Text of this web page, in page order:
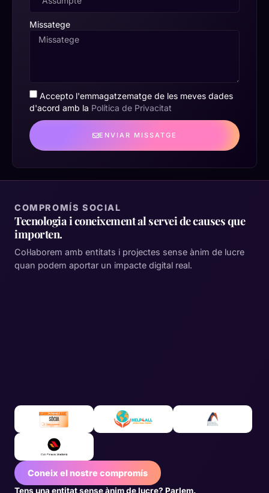
Missatege
Accepto l'emmagatzematge de les meves dades
d'acord amb la Política de Privacitat
ENVIAR MISSATGE
COMPROMÍS SOCIAL
Tecnologia i coneixement al servei de causes que
importen.
Col·laborem amb entitats i projectes sense ànim de lucre
quan podem aportar un impacte digital real.
Coneix el nostre compromís
Tens una entitat sense ànim de lucre? Parlem.